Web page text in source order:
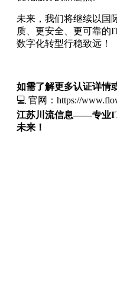
未来，我们将继续以国
质、更安全、更可靠的
数字化转型行稳致远！
如需了解更多认证详情
💻 官网：https://
江苏川流信息——专业
未来！